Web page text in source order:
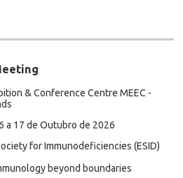
& Conference Centre MEEC -
a 17 de Outubro de 2026
for Immunodeficiencies (ESID)
beyond boundaries